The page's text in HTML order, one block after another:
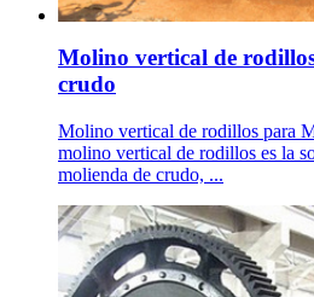
Molino vertical de
crudo
Molino vertical de rodillos para
molino vertical de rodillos es la
molienda de crudo, ...